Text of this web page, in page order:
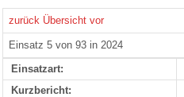
zurück Übersicht vor
Einsatz 5 von 93 in 2024
Einsatzart:
Kurzbericht: